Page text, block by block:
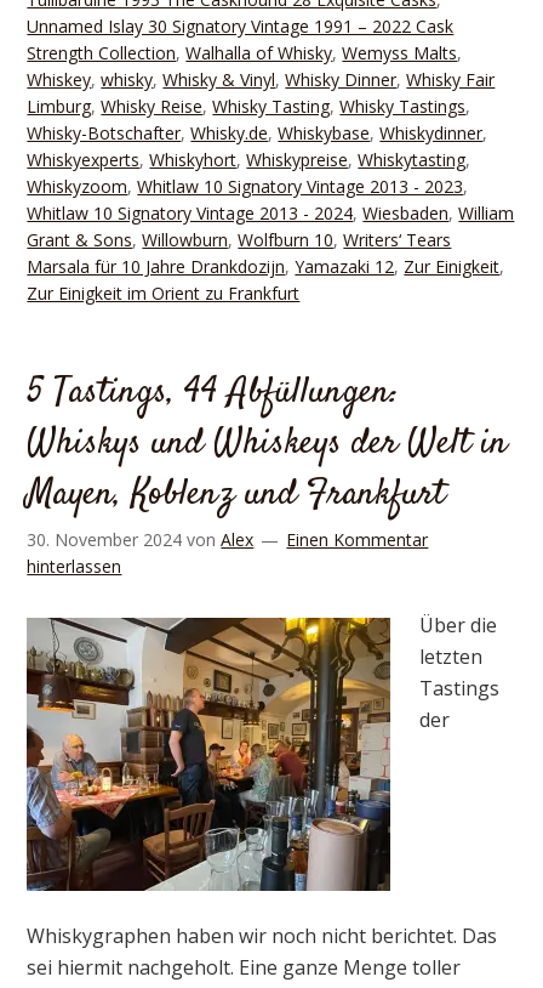
Unnamed Islay 30 Signatory Vintage 1991 – 2022 Cask
Strength Collection,Walhalla of Whisky,Wemyss Malts,
Whiskey,whisky,Whisky & Vinyl,Whisky Dinner,Whisky Fair
Limburg,Whisky Reise,Whisky Tasting,Whisky Tastings,
Whisky-Botschafter,Whisky.de,Whiskybase,Whiskydinner,
Whiskyexperts,Whiskyhort,Whiskypreise,Whiskytasting,
Whiskyzoom,Whitlaw 10 Signatory Vintage 2013 - 2023,
Whitlaw 10 Signatory Vintage 2013 - 2024,Wiesbaden,William
Grant & Sons,Willowburn,Wolfburn 10,Writers‘ Tears
Marsala für 10 Jahre Drankdozijn,Yamazaki 12, Zur Einigkeit,
Zur Einigkeit im Orient zu Frankfurt
5 Tastings, 44 Abfüllungen:
Whiskys und Whiskeys der Welt in
Mayen, Koblenz und Frankfurt
30. November 2024 vonAlex
Einen Kommentar
hinterlassen
Über die
letzten
Tastings
der
Whiskygraphen haben wir noch nicht berichtet. Das
sei hiermit nachgeholt. Eine ganze Menge toller